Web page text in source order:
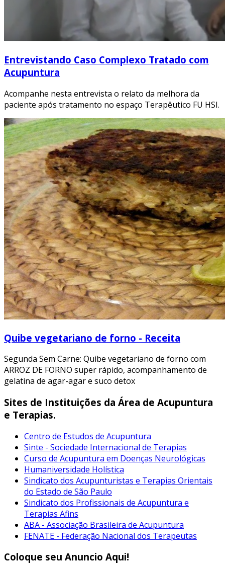
Entrevistando Caso Complexo Tratado com
Acupuntura
Acompanhe nesta entrevista o relato da melhora da
paciente após tratamento no espaço Terapêutico FU HSI.
Quibe vegetariano de forno - Receita
Segunda Sem Carne: Quibe vegetariano de forno com
ARROZ DE FORNO super rápido, acompanhamento de
gelatina de agar-agar e suco detox
Sites de Instituições da Área de Acupuntura
e Terapias.
Centro de Estudos de Acupuntura
Sinte - Sociedade Internacional de Terapias
Curso de Acupuntura em Doenças Neurológicas
Humaniversidade Holística
Sindicato dos Acupunturistas e Terapias Orientais
do Estado de São Paulo
Sindicato dos Profissionais de Acupuntura e
Terapias Afins
ABA - Associação Brasileira de Acupuntura
FENATE - Federação Nacional dos Terapeutas
Coloque seu Anuncio Aqui!